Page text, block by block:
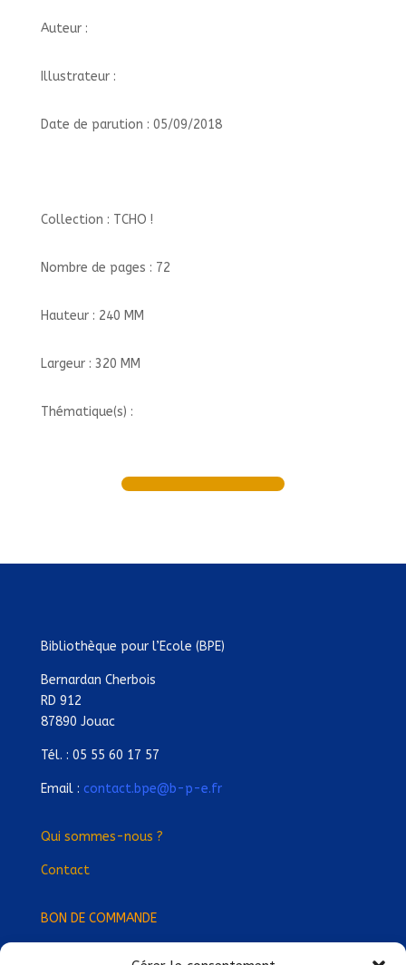
Auteur :
Illustrateur :
Date de parution : 05/09/2018
Collection : TCHO !
Nombre de pages : 72
Hauteur : 240 MM
Largeur : 320 MM
Thématique(s) :
Bibliothèque pour l’Ecole (BPE)
Bernardan Cherbois
RD 912
87890 Jouac
Tél. : 05 55 60 17 57
Email : contact.bpe@b-p-e.fr
Qui sommes-nous ?
Contact
BON DE COMMANDE